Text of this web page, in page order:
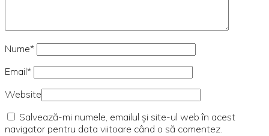
Nume*
Email*
Website
Salvează-mi numele, emailul și site-ul web în acest
navigator pentru data viitoare când o să comentez.